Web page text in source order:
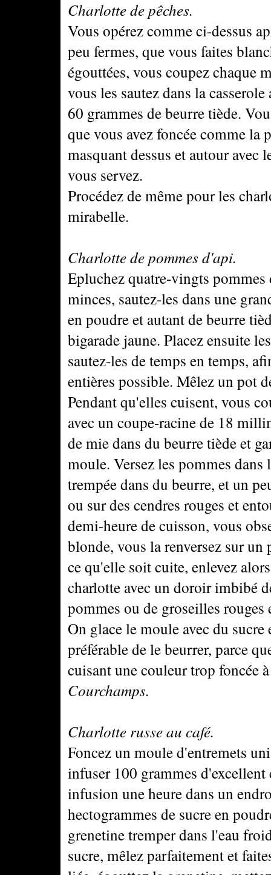
Charlotte de pêches.
Vous opérez comme ci-dessus
peu fermes, que vous faites
égouttées, vous coupez chaque
vous les sautez dans la
60 grammes de beurre tiède.
que vous avez foncée comme la
masquant dessus et autour
vous servez.
Procédez de même pour les
mirabelle.
Charlotte de pommes d'api.
Epluchez quatre-vingts
minces, sautez-les dans une
en poudre et autant de beurre
bigarade jaune. Placez ensuite
sautez-les de temps en temps,
entières possible. Mêlez un pot
Pendant qu'elles cuisent, vous
avec un coupe-racine de 18
de mie dans du beurre tiède et
moule. Versez les pommes
trempée dans du beurre, et un
ou sur des cendres rouges et
demi-heure de cuisson, vous
blonde, vous la renversez sur
ce qu'elle soit cuite, enlevez
charlotte avec un doroir imbibé
pommes ou de groseilles
On glace le moule avec du
préférable de le beurrer, parce
cuisant une couleur trop foncée
Courchamps.
Charlotte russe au café.
Foncez un moule d'entremets
infuser 100 grammes
infusion une heure dans un
hectogrammes de sucre en
grenetine tremper dans l'eau
sucre, mêlez parfaitement et